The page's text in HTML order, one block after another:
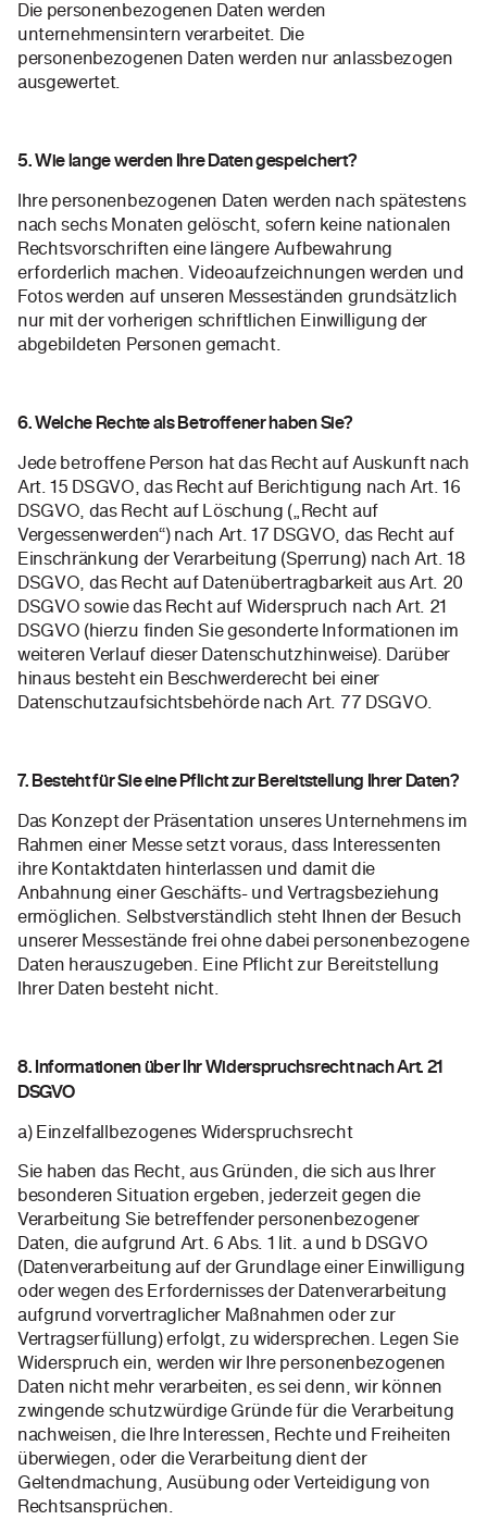
Die personenbezogenen Daten werden
unternehmensintern verarbeitet. Die
personenbezogenen Daten werden nur anlassbezogen
ausgewertet.
5. Wie lange werden Ihre Daten gespeichert?
Ihre personenbezogenen Daten werden nach spätestens
nach sechs Monaten gelöscht, sofern keine nationalen
Rechtsvorschriften eine längere Aufbewahrung
erforderlich machen. Videoaufzeichnungen werden und
Fotos werden auf unseren Messeständen grundsätzlich
nur mit der vorherigen schriftlichen Einwilligung der
abgebildeten Personen gemacht.
6. Welche Rechte als Betroffener haben Sie?
Jede betroffene Person hat das Recht auf Auskunft nach
Art. 15 DSGVO, das Recht auf Berichtigung nach Art. 16
DSGVO, das Recht auf Löschung („Recht auf
Vergessenwerden“) nach Art. 17 DSGVO, das Recht auf
Einschränkung der Verarbeitung (Sperrung) nach Art. 18
DSGVO, das Recht auf Datenübertragbarkeit aus Art. 20
DSGVO sowie das Recht auf Widerspruch nach Art. 21
DSGVO (hierzu finden Sie gesonderte Informationen im
weiteren Verlauf dieser Datenschutzhinweise). Darüber
hinaus besteht ein Beschwerderecht bei einer
Datenschutzaufsichtsbehörde nach Art. 77 DSGVO.
7. Besteht für Sie eine Pflicht zur Bereitstellung Ihrer Daten?
Das Konzept der Präsentation unseres Unternehmens im
Rahmen einer Messe setzt voraus, dass Interessenten
ihre Kontaktdaten hinterlassen und damit die
Anbahnung einer Geschäfts- und Vertragsbeziehung
ermöglichen. Selbstverständlich steht Ihnen der Besuch
unserer Messestände frei ohne dabei personenbezogene
Daten herauszugeben. Eine Pflicht zur Bereitstellung
Ihrer Daten besteht nicht.
8. Informationen über Ihr Widerspruchsrecht nach Art. 21
DSGVO
a) Einzelfallbezogenes Widerspruchsrecht
Sie haben das Recht, aus Gründen, die sich aus Ihrer
besonderen Situation ergeben, jederzeit gegen die
Verarbeitung Sie betreffender personenbezogener
Daten, die aufgrund Art. 6 Abs. 1 lit. a und b DSGVO
(Datenverarbeitung auf der Grundlage einer Einwilligung
oder wegen des Erfordernisses der Datenverarbeitung
aufgrund vorvertraglicher Maßnahmen oder zur
Vertragserfüllung) erfolgt, zu widersprechen. Legen Sie
Widerspruch ein, werden wir Ihre personenbezogenen
Daten nicht mehr verarbeiten, es sei denn, wir können
zwingende schutzwürdige Gründe für die Verarbeitung
nachweisen, die Ihre Interessen, Rechte und Freiheiten
überwiegen, oder die Verarbeitung dient der
Geltendmachung, Ausübung oder Verteidigung von
Rechtsansprüchen.